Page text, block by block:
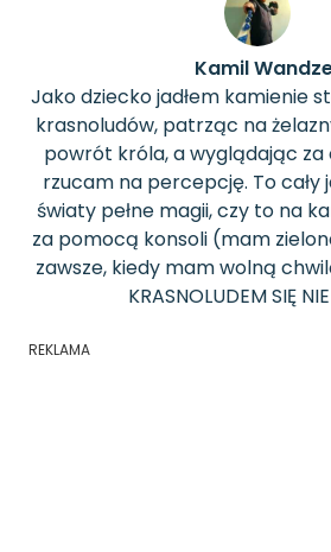
Kamil
Jako dziecko jadłem kamienie
krasnoludów, patrząc na
powrót króla, a wyglądając za
rzucam na percepcję. To cały
światy pełne magii, czy to na
za pomocą konsoli (mam
zawsze, kiedy mam wolną
KRASNOLUDEM SIĘ
REKLAMA